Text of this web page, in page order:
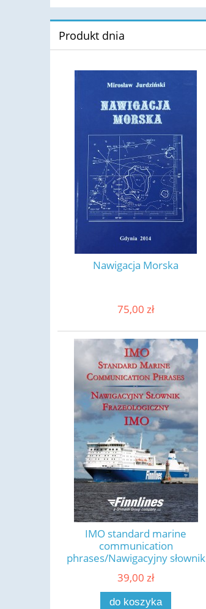
Produkt dnia
Nawigacja Morska
75,00 zł
IMO standard marine
communication
phrases/Nawigacyjny słownik
39,00 zł
do koszyka